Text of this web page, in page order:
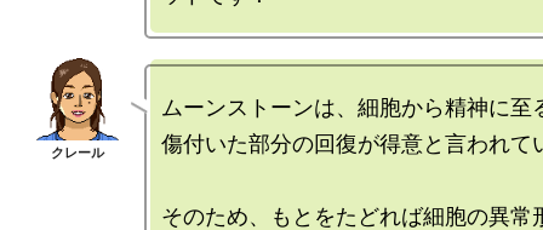
ムーンストーンは、細胞から精神に至
傷付いた部分の回復が得意と言われて
そのため、もとをたどれば細胞の異常